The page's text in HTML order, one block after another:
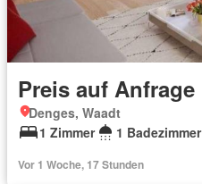
Preis auf Anfrage
Denges, Waadt
1 Zimmer
1 Badezimmer
Vor 1 Woche, 17 Stunden